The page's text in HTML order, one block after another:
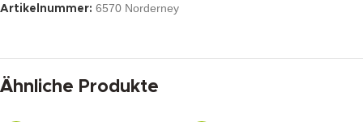
Artikelnummer: 6570 Norderney
Ähnliche Produkte